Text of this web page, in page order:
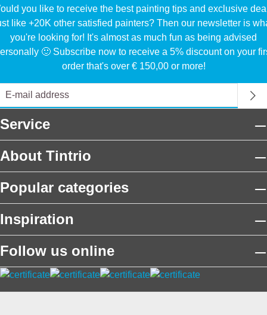
you like to receive the best painting tips and exclusive
like +20K other satisfied painters? Then our newsletter is
you're looking for! It's almost as much fun as being advised
🙂 Subscribe now to receive a 5% discount on your
order that's over € 150,00 or more!
Service
About Tintrio
Popular categories
Inspiration
Follow us online